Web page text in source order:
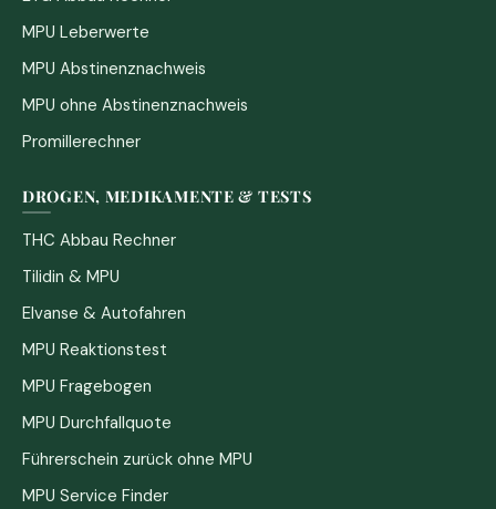
MPU Leberwerte
MPU Abstinenznachweis
MPU ohne Abstinenznachweis
Promillerechner
DROGEN, MEDIKAMENTE & TESTS
THC Abbau Rechner
Tilidin & MPU
Elvanse & Autofahren
MPU Reaktionstest
MPU Fragebogen
MPU Durchfallquote
Führerschein zurück ohne MPU
MPU Service Finder